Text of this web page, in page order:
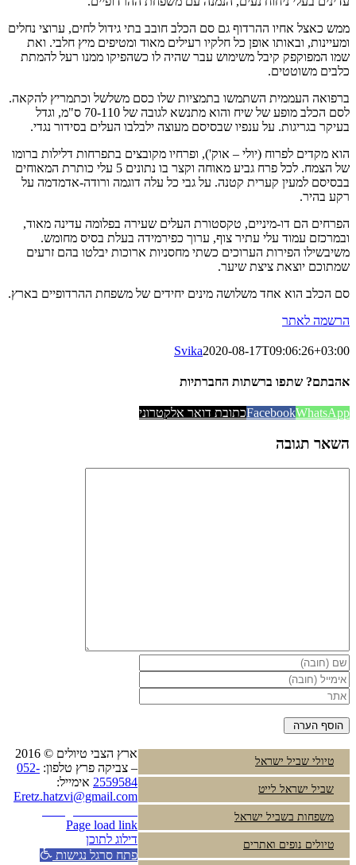
ממש כאצל אחיו ההרדוף גם סם הכלב חובב בתי גידול לחים, ערוצי נחלים
ומעיינות, ובאותו אופן כל חלקיו רעילים מאוד ומטיפים מיץ חלבי. ואת
שמו המפוקפק קיבל משימוש עבר שהיה לו כשהפיקו ממנו רעל להמתת
כלבים משוטטים.
ברפואה העממית השתמשו בתמציות שלו כסם משלשל וכתמריץ להקאה.
לסם הכלב מופע של שיח והוא מתנשא לגובה של 70-110 ס"מ, וגדל
בעיקר בגריגות. על ענפיו שבסיסם מעוצה ילבלבו העלים בסידור נגדי.
הוא מקדים לפרוח (יולי – אוק'), ופרחיו מקובצים בתפרחות דלילות ברומו
של הצמח. לכל פרח גביע מאוחה וקצר בו נתונים 5 עלי כותרת המאוחים
בבסיסם למעין קערית קטנה. על גבי כל עלה דוגמה ורודה-אדמדמה על
רקע בהיר.
הפרחים הם דו-מיניים, טקסטורת העלים שעירה בפלומה עדינה מאוד,
ובמרכזם עמוד עלי עתיר צוף, ערוך כפירמידה בעלת בסיס מחומש.
משיבשילו הפירות הערוכים כשתי מחסניות ארוכות יבלטו בהם זרעים
שמתוכם יוצאת ציצת שיער.
סם הכלב הוא אחד משלושה מינים יחידים של משפחת ההרדופיים בארץ.
הרשמה לאתר
Svika2020-08-17T09:06:26+03:00
אהבתם? שתפו ברשתות החברתיות
FacebookWhatsApp כתובת דואר אלקטרוני
השאר תגובה
טיולי שביל ישראל
שביל ישראל לייט
משפחות בשביל ישראל
טיולים נופים ואתרים
ארץ הצבי טיולים © 2016
– צביקה פרץ טלפון: 052-
2559584 אימייל:
Eretz.hatzvi@gmail.com
Page load link
דילוג לתוכן
פתח סרגל נגישות